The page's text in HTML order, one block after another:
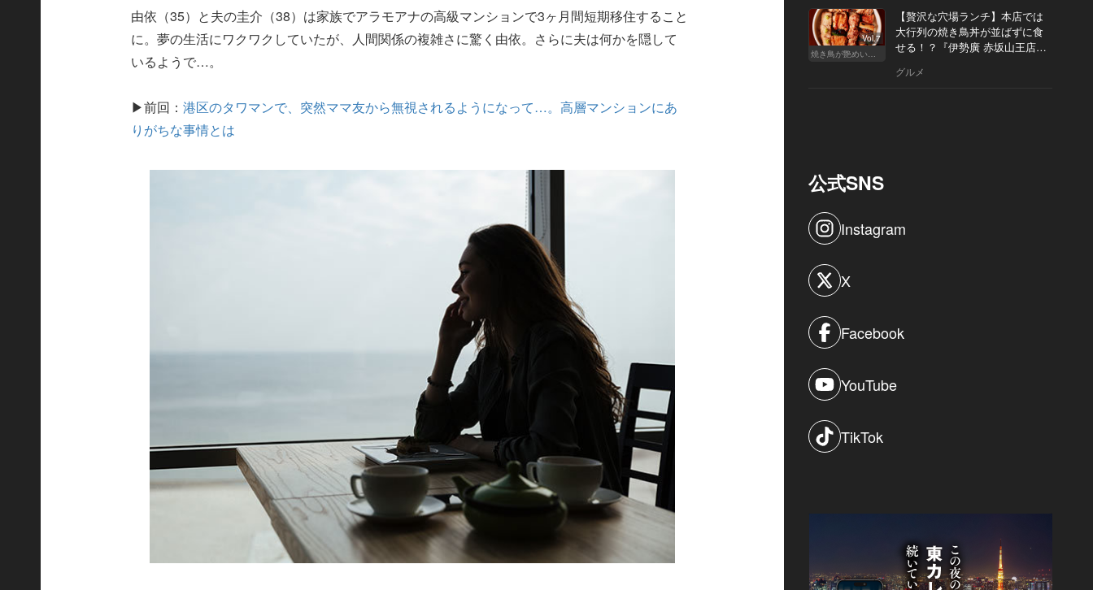
由依（35）と夫の圭介（38）は家族でアラモアナの高級マンションで3ヶ月間短期移住すること
に。夢の生活にワクワクしていたが、人間関係の複雑さに驚く由依。さらに夫は何かを隠して
いるようで…。
▶前回：港区のタワマンで、突然ママ友から無視されるようになって…。高層マンションにあ
りがちな事情とは
Vol.7
焼き鳥が艶めいてきた
【贅沢な穴場ランチ】本店では
大行列の焼き鳥丼が並ばずに食
せる！？『伊勢廣 赤坂山王店』
グルメ
公式SNS
Instagram
X
Facebook
YouTube
TikTok